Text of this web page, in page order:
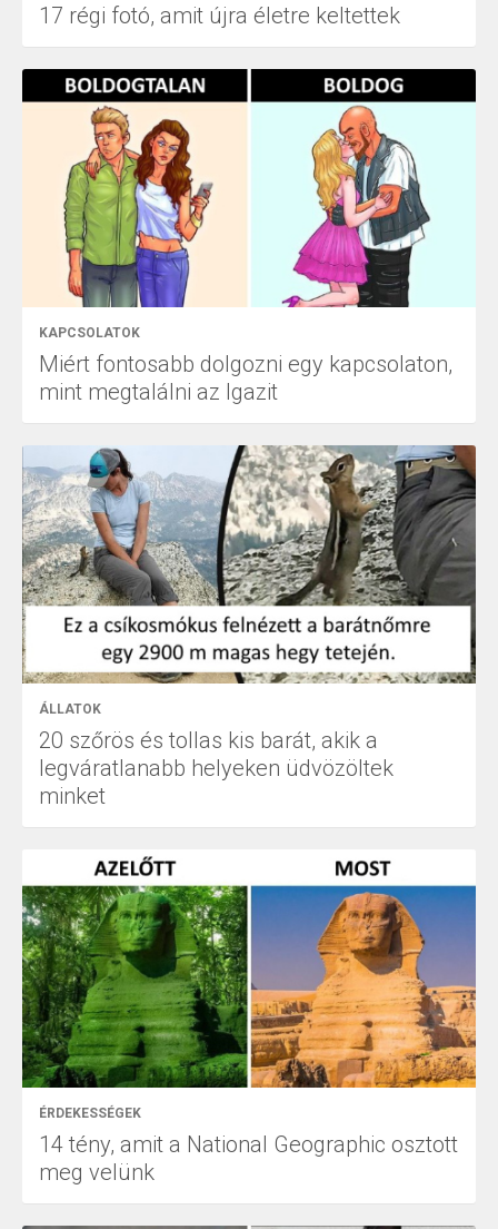
17 régi fotó, amit újra életre keltettek
KAPCSOLATOK
Miért fontosabb dolgozni egy kapcsolaton,
mint megtalálni az Igazit
ÁLLATOK
20 szőrös és tollas kis barát, akik a
legváratlanabb helyeken üdvözöltek
minket
ÉRDEKESSÉGEK
14 tény, amit a National Geographic osztott
meg velünk